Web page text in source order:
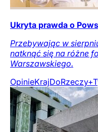
Ukryta prawda o
Przebywając w
natknąć się na różne
Warszawskiego.
OpinieKrajDoRzeczy+